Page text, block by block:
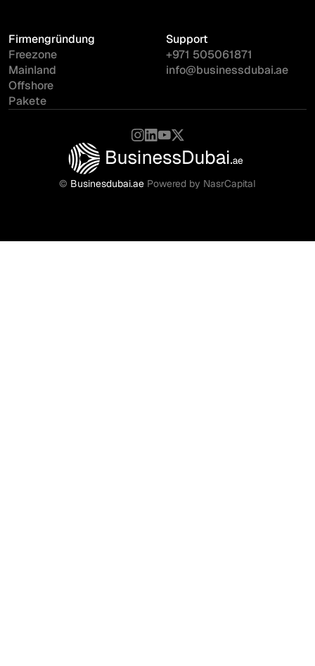
Firmengründung
Freezone
Mainland
Offshore
Pakete
Support
+971 505061871
info@businessdubai.ae
© Businesdubai.ae Powered by NasrCapital